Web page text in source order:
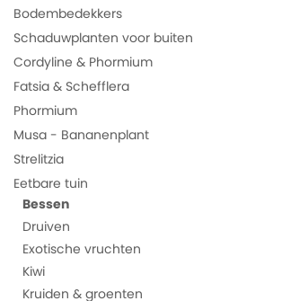
Bodembedekkers
Schaduwplanten voor buiten
Cordyline & Phormium
Fatsia & Schefflera
Phormium
Musa - Bananenplant
Strelitzia
Eetbare tuin
Bessen
Druiven
Exotische vruchten
Kiwi
Kruiden & groenten